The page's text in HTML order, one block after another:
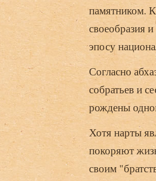
памятником.
своеобразия
эпосу
Согласно
собратьев и
рождены
Хотя нарты
покоряют
своим